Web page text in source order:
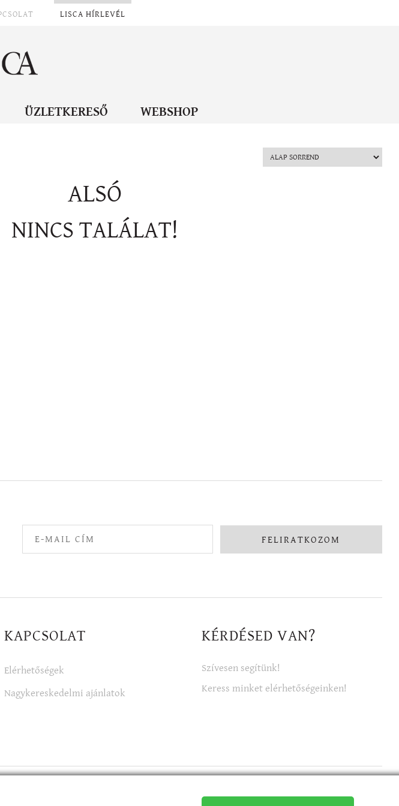
LISCA HÍRLEVÉL
ÜZLETKERESŐ WEBSHOP
ALSÓ
NINCS TALÁLAT!
FELIRATKOZOM
KAPCSOLAT
Elérhetőségek
Nagykereskedelmi ajánlatok
KÉRDÉSED VAN?
Szívesen segítünk!
Keress minket elérhetőségeinken!